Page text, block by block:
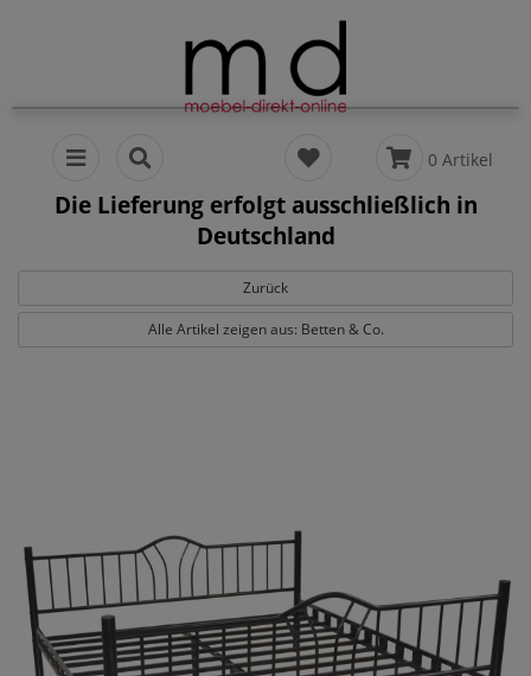
0 Artikel
Die Lieferung erfolgt ausschließlich in
Deutschland
Zurück
Alle Artikel zeigen aus: Betten & Co.